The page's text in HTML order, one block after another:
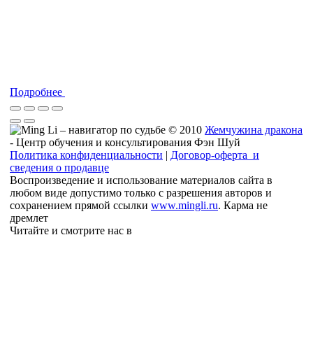
Подробнее
© 2010 Жемчужина дракона
- Центр обучения и консультирования Фэн Шуй
Политика конфиденциальности | Договор-оферта и
сведения о продавце
Воспроизведение и использование материалов сайта в
любом виде допустимо только с разрешения авторов и
сохранением прямой ссылки www.mingli.ru. Карма не
дремлет
Читайте и смотрите нас в